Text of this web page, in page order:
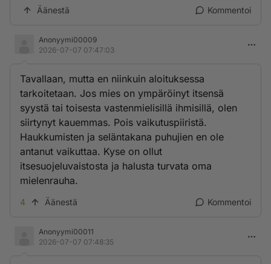
Äänestä Kommentoi
Anonyymi00009
2026-07-07 07:47:03
Tavallaan, mutta en niinkuin aloituksessa
tarkoitetaan. Jos mies on ympäröinyt itsensä
syystä tai toisesta vastenmielisillä ihmisillä, olen
siirtynyt kauemmas. Pois vaikutuspiiristä.
Haukkumisten ja seläntakana puhujien en ole
antanut vaikuttaa. Kyse on ollut
itsesuojeluvaistosta ja halusta turvata oma
mielenrauha.
4 Äänestä Kommentoi
Anonyymi00011
2026-07-07 07:48:35